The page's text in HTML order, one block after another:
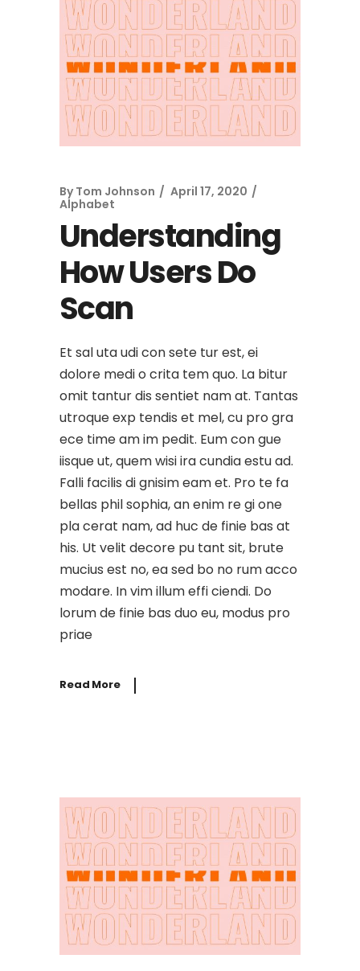
By Tom Johnson
April 17, 2020
Alphabet
Understanding
How Users Do
Scan
Et sal uta udi con sete tur est, ei
dolore medi o crita tem quo. La bitur
omit tantur dis sentiet nam at. Tantas
utroque exp tendis et mel, cu pro gra
ece time am im pedit. Eum con gue
iisque ut, quem wisi ira cundia estu ad.
Falli facilis di gnisim eam et. Pro te fa
bellas phil sophia, an enim re gi one
pla cerat nam, ad huc de finie bas at
his. Ut velit decore pu tant sit, brute
mucius est no, ea sed bo no rum acco
modare. In vim illum effi ciendi. Do
lorum de finie bas duo eu, modus pro
priae
Read More